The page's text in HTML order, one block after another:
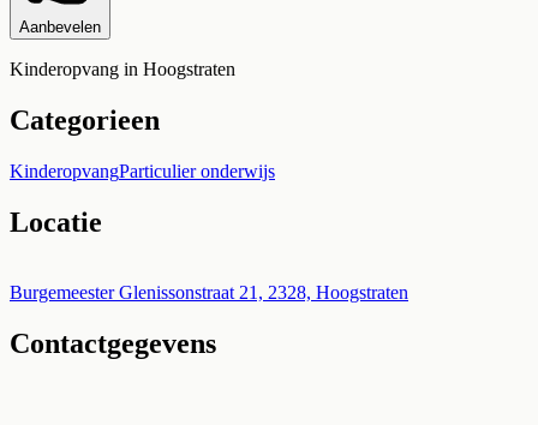
Aanbevelen
Kinderopvang in Hoogstraten
Categorieen
KinderopvangParticulier onderwijs
Locatie
+
−
Burgemeester Glenissonstraat 21, 2328, Hoogstraten
Contactgegevens